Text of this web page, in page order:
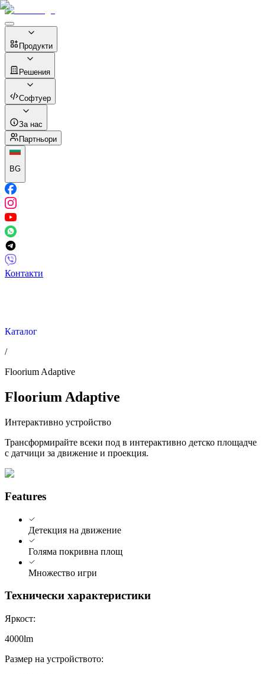
Продукти
Решения
Софтуер
За нас
Партньори
BG
Контакти
Каталог
/
Floorium Adaptive
Floorium Adaptive
Интерактивно устройство
Трансформирайте всеки под в интерактивно детско площадче
с датчици за движение и проекция.
Features
Детекция на движение
Голяма покривна площ
Множество игри
Технически характеристики
Яркост:
4000lm
Размер на устройството: